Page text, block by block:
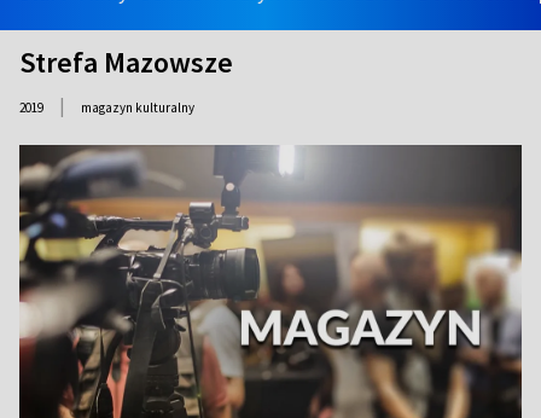
Strefa Mazowsze
2019 | magazyn kulturalny